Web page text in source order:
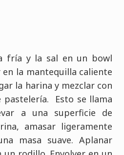
fría y la sal en un bowl
en la mantequilla caliente
la harina y mezclar con
pastelería. Esto se llama
a una superficie de
amasar ligeramente
masa suave. Aplanar